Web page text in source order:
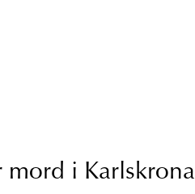
mord i Karlskrona